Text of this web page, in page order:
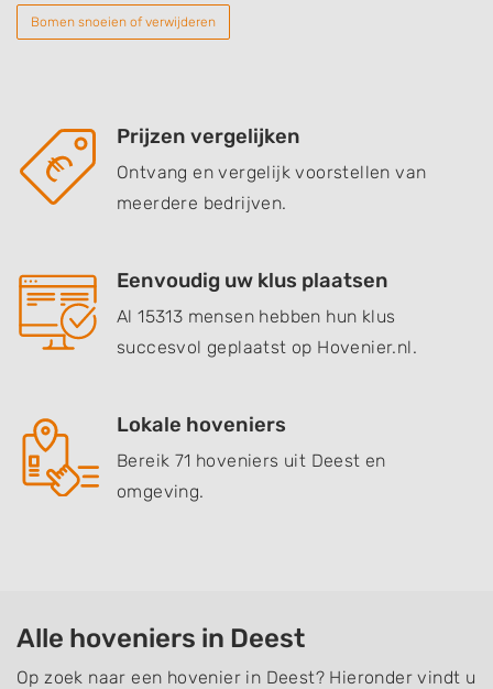
Bomen snoeien of verwijderen
Prijzen vergelijken
Ontvang en vergelijk voorstellen van
meerdere bedrijven.
Eenvoudig uw klus plaatsen
Al 15313 mensen hebben hun klus
succesvol geplaatst op Hovenier.nl.
Lokale hoveniers
Bereik 71 hoveniers uit Deest en
omgeving.
Alle hoveniers in Deest
Op zoek naar een hovenier in Deest? Hieronder vindt u